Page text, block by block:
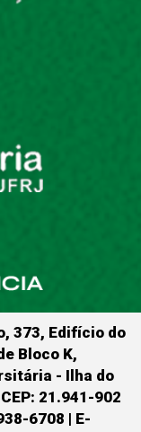
373, Edifício do
Bloco K,
- Ilha do
21.941-902
6708 | E-